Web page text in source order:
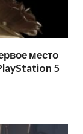
место
5